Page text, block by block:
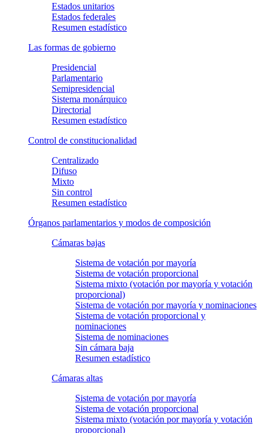
Estados unitarios
Estados federales
Resumen estadístico
Las formas de gobierno
Presidencial
Parlamentario
Semipresidencial
Sistema monárquico
Directorial
Resumen estadístico
Control de constitucionalidad
Centralizado
Difuso
Mixto
Sin control
Resumen estadístico
Órganos parlamentarios y modos de composición
Cámaras bajas
Sistema de votación por mayoría
Sistema de votación proporcional
Sistema mixto (votación por mayoría y votación
proporcional)
Sistema de votación por mayoría y nominaciones
Sistema de votación proporcional y
nominaciones
Sistema de nominaciones
Sin cámara baja
Resumen estadístico
Cámaras altas
Sistema de votación por mayoría
Sistema de votación proporcional
Sistema mixto (votación por mayoría y votación
proporcional)